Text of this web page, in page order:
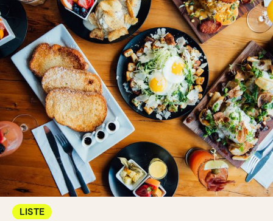
LISTE